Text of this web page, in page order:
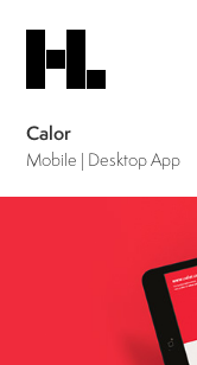
Calor
Mobile | Desktop App